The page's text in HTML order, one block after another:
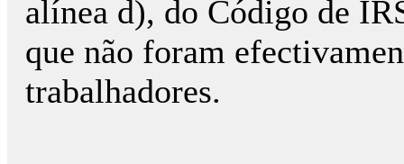
alínea d), do Código de
que não foram
trabalhadores.